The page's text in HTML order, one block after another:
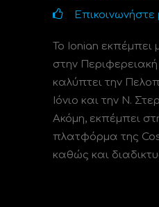
Επικοινωνήστε
Το Ionian εκπέμπει
στην
καλύπτει την
Ιόνιο και την Ν.
Ακόμη, εκπέμπει
πλατφόρμα της
καθώς και